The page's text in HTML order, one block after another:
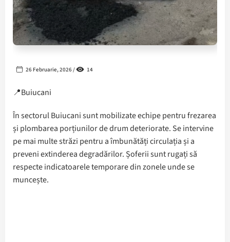
26 Februarie, 2026 / 14
📍Buiucani
În sectorulBuiucanisunt mobilizate echipe pentru frezarea
și plombarea porțiunilor de drum deteriorate. Se intervine
pe mai multe străzi pentru a îmbunătăți circulația și a
preveni extinderea degradărilor. Șoferii sunt rugați să
respecte indicatoarele temporare din zonele unde se
muncește.